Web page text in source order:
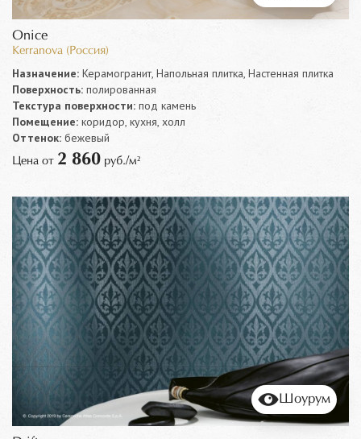
Onice
Kerranova (Россия)
Назначение: Керамогранит, Напольная плитка, Настенная плитка
Поверхность: полированная
Текстура поверхности: под камень
Помещение: коридор, кухня, холл
Оттенок: бежевый
Цена от 2 860 руб./м²
Шоурум